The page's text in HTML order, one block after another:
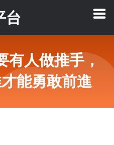
台
有人做推手，
能勇敢前進